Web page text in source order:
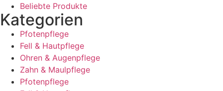
Beliebte Produkte
Kategorien
Pfotenpflege
Fell & Hautpflege
Ohren & Augenpflege
Zahn & Maulpflege
Pfotenpflege